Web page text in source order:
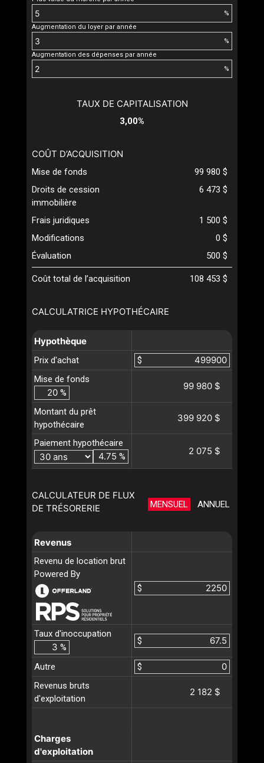
%
Augmentation du loyer par année
%
Augmentation des dépenses par année
%
CALCULATRICE HYPOTHÉCAIRE
Hypothèque
Prix d'achat
$
Mise de fonds
%
99 980 $
Montant du prêt
hypothécaire
399 920 $
Paiement hypothécaire
%
2 075 $
CALCULATEUR DE FLUX
DE TRÉSORERIE
MENSUEL ANNUEL
Revenus
Revenu de location brut
Powered By
$
Taux d'inoccupation
%
$
Autre
$
Revenus bruts
d'exploitation
2 182 $
Charges
d'exploitation
TAUX DE CAPITALISATION
3,00%
COÛT D’ACQUISITION
Mise de fonds
99 980 $
Droits de cession
immobilière
6 473 $
Frais juridiques
1 500 $
Modifications
0 $
Évaluation
500 $
Coût total de l’acquisition 108 453 $